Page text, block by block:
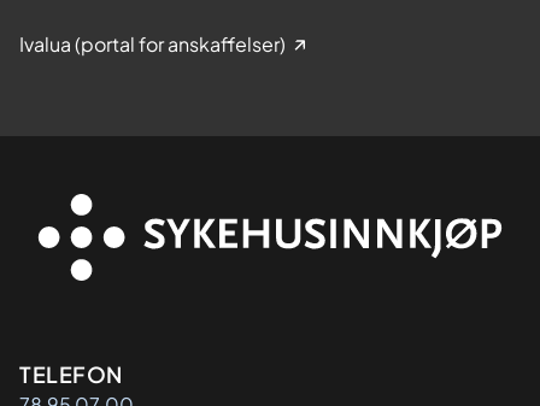
Ivalua (portal for anskaffelser)
Kontaktinformasjon
TELEFON